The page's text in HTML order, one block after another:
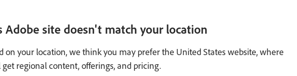
Adobe site doesn't match your location
on your location, we think you may prefer the United States website, where
get regional content, offerings, and pricing.